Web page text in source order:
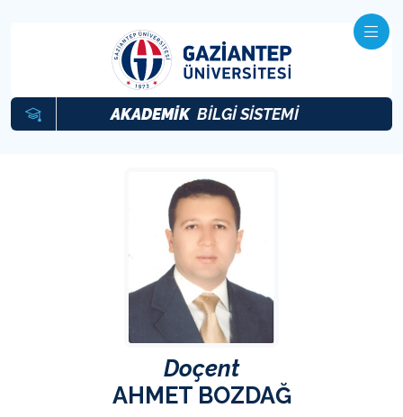
AKADEMİK BİLGİ SİSTEMİ
Doçent
AHMET BOZDAĞ